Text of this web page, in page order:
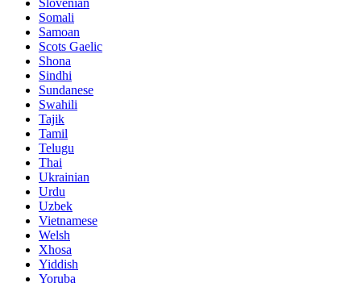
Slovenian
Somali
Samoan
Scots Gaelic
Shona
Sindhi
Sundanese
Swahili
Tajik
Tamil
Telugu
Thai
Ukrainian
Urdu
Uzbek
Vietnamese
Welsh
Xhosa
Yiddish
Yoruba